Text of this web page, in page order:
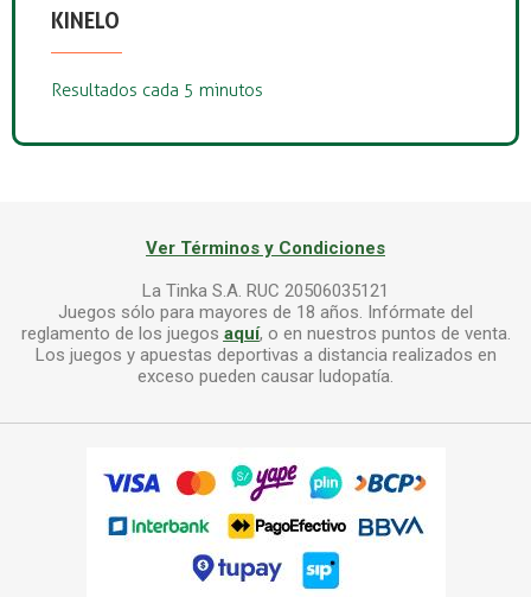
KINELO
Resultados cada 5 minutos
Ver Términos y Condiciones
La Tinka S.A. RUC 20506035121
Juegos sólo para mayores de 18 años. Infórmate del
reglamento de los juegos aquí, o en nuestros puntos de venta.
Los juegos y apuestas deportivas a distancia realizados en
exceso pueden causar ludopatía.